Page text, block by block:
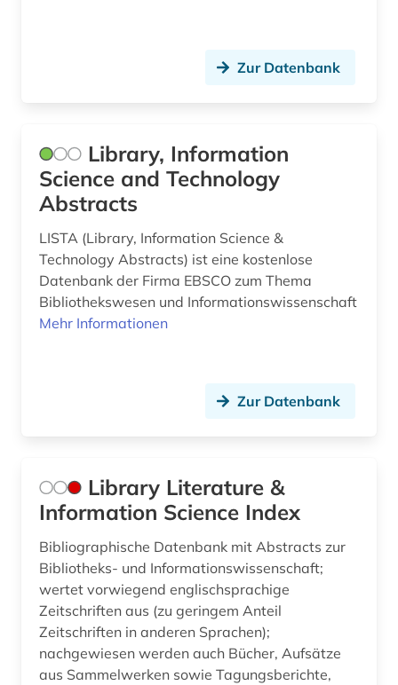
Zur Datenbank
Library, Information
Science and Technology
Abstracts
LISTA (Library, Information Science &
Technology Abstracts) ist eine kostenlose
Datenbank der Firma EBSCO zum Thema
Bibliothekswesen und Informationswissenschaft
Mehr Informationen
Zur Datenbank
Library Literature &
Information Science Index
Bibliographische Datenbank mit Abstracts zur
Bibliotheks- und Informationswissenschaft;
wertet vorwiegend englischsprachige
Zeitschriften aus (zu geringem Anteil
Zeitschriften in anderen Sprachen);
nachgewiesen werden auch Bücher, Aufsätze
aus Sammelwerken sowie Tagungsberichte,